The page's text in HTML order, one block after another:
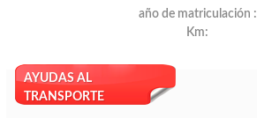
año de matriculación :
Km:
AYUDAS AL
TRANSPORTE